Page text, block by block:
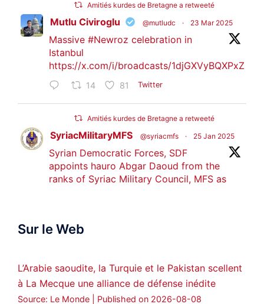
Amitiés kurdes de Bretagne a retweeté
Mutlu Civiroglu @mutludc · 23 Mar 2025
Massive #Newroz celebration in
Istanbul
https://x.com/i/broadcasts/1djGXVyBQXPxZ
14 81 Twitter
Amitiés kurdes de Bretagne a retweeté
SyriacMilitaryMFS @syriacmfs · 25 Jan 2025
Syrian Democratic Forces, SDF
appoints hauro Abgar Daoud from the
ranks of Syriac Military Council, MFS as
ܟܫܝܪܘܬܐ ܒܘܠܝܬܐ ܚܘܪܐ ܐܒܓܪ
Amitiés kurdes de Bretagne a retweeté
MedyaNews @medyanews_ · 24 Jan 2025
Sur le Web
L’Arabie saoudite, la Turquie et le Pakistan scellent
à La Mecque une alliance de défense inédite
Source: Le Monde Published on 2026-08-08